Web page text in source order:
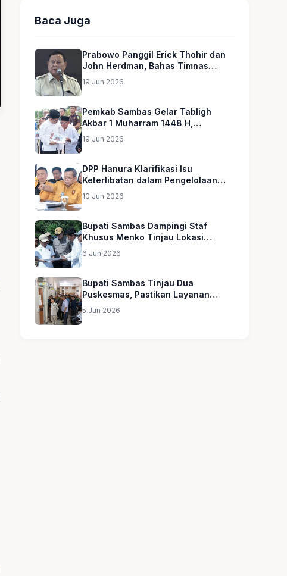
Baca Juga
Prabowo Panggil Erick Thohir dan
John Herdman, Bahas Timnas
Indonesia
19 Jun 2026
Pemkab Sambas Gelar Tabligh
Akbar 1 Muharram 1448 H,
Serahkan Hadiah Umroh untuk Guru
19 Jun 2026
DPP Hanura Klarifikasi Isu
Keterlibatan dalam Pengelolaan
MBG
10 Jun 2026
Bupati Sambas Dampingi Staf
Khusus Menko Tinjau Lokasi
Sekolah Rakyat
6 Jun 2026
Bupati Sambas Tinjau Dua
Puskesmas, Pastikan Layanan
Kesehatan Merata
5 Jun 2026